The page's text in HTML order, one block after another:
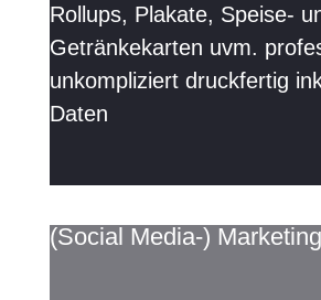
Rollups, Plakate, Speise-
Getränkekarten uvm.
unkompliziert druckfertig
Daten
(Social Media-) Marketing